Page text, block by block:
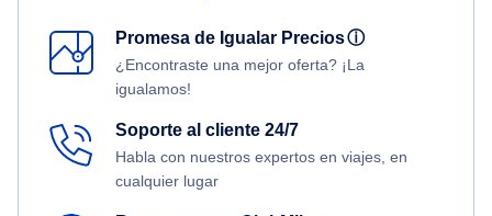
Promesa de Igualar Preciosⓘ
¿Encontraste una mejor oferta? ¡La
igualamos!
Soporte al cliente 24/7
Habla con nuestros expertos en viajes, en
cualquier lugar